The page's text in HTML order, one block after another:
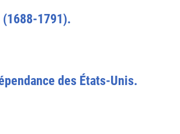
1791).
des États-Unis.